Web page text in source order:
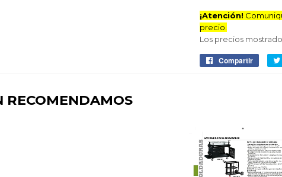
¡Atención!
precio.
Los precios
Compartir
RECOMENDAMOS